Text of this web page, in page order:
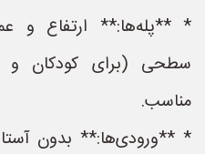
* **پله‌ها:** ارتفاع و
سطحی (برای کودکان و
مناسب.
* **ورودی‌ها:** بدون